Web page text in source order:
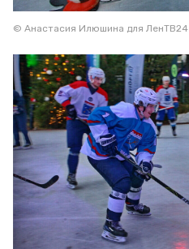
© Анастасия Илюшина для ЛенТВ24